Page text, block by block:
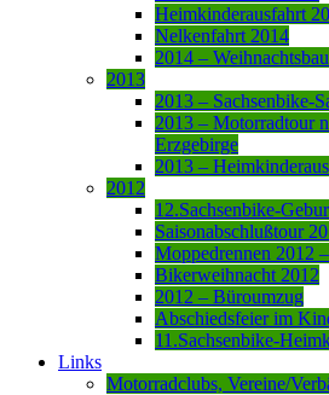
Heimkinderausfahrt
Nelkenfahrt 2014
2014 –
2013
2013 – Sachsenbike-
2013 – Motorradtour
Erzgebirge
2013 –
2012
12.Sachsenbike-
Saisonabschlußtour
Moppedrennen 2012
Bikerweihnacht 2012
2012 – Büroumzug
Abschiedsfeier im
11.Sachsenbike-
Links
Motorradclubs, Vereine/